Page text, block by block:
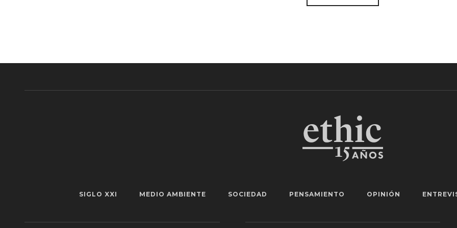
SIGLO XXI MEDIO AMBIENTE SOCIEDAD PENSAMIENTO OPINIÓN